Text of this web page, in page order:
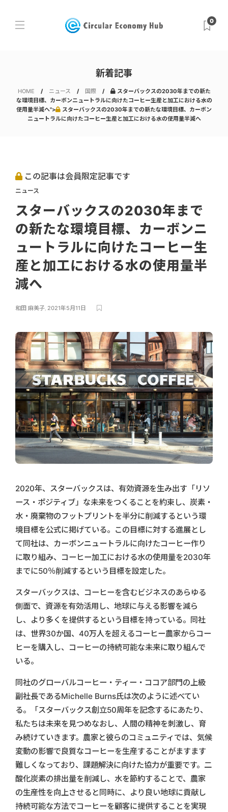
0
新着記事
HOME ニュース 国際
スターバックスの2030年までの新た
な環境目標、カーボンニュートラルに向けたコーヒー生産と加工における水の
使用量半減へ">
スターバックスの2030年までの新たな環境目標、カーボン
ニュートラルに向けたコーヒー生産と加工における水の使用量半減へ
この記事は会員限定記事です
ニュース
スターバックスの2030年まで
の新たな環境目標、カーボンニ
ュートラルに向けたコーヒー生
産と加工における水の使用量半
減へ
和田 麻美子, 2021年5月11日
2020年、スターバックスは、有効資源を生み出す「リソ
ース・ポジティブ」な未来をつくることを約束し、炭素・
水・廃棄物のフットプリントを半分に削減するという環
境目標を公式に掲げている。この目標に対する進展とし
て同社は、カーボンニュートラルに向けたコーヒー作り
に取り組み、コーヒー加工における水の使用量を2030年
までに50％削減するという目標を設定した。
スターバックスは、コーヒーを含むビジネスのあらゆる
側面で、資源を有効活用し、地球に与える影響を減ら
し、より多くを提供するという目標を持っている。同社
は、世界30か国、40万人を超えるコーヒー農家からコー
ヒーを購入し、コーヒーの持続可能な未来に取り組んで
いる。
同社のグローバルコーヒー・ティー・ココア部門の上級
副社長であるMichelle Burns氏は次のように述べてい
る。「スターバックス創立50周年を記念するにあたり、
私たちは未来を見つめなおし、人間の精神を刺激し、育
み続けていきます。農家と彼らのコミュニティでは、気候
変動の影響で良質なコーヒーを生産することがますます
難しくなっており、課題解決に向けた協力が重要です。二
酸化炭素の排出量を削減し、水を節約することで、農家
の生産性を向上させると同時に、より良い地球に貢献し
持続可能な方法でコーヒーを顧客に提供することを実現